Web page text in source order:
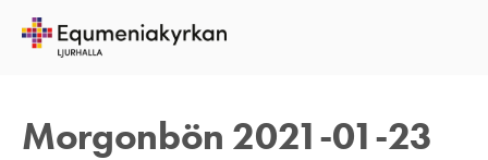
Morgonbön 2021-01-23
20 JANUARI 2021